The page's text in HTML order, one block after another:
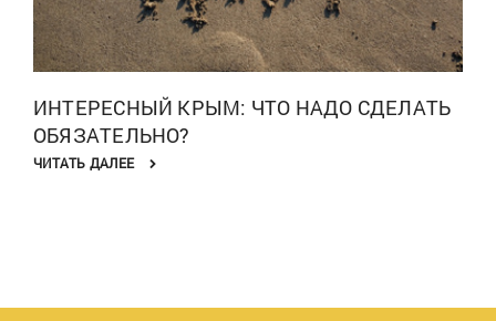
ИНТЕРЕСНЫЙ КРЫМ: ЧТО НАДО СДЕЛАТЬ
ОБЯЗАТЕЛЬНО?
ЧИТАТЬ ДАЛЕЕ